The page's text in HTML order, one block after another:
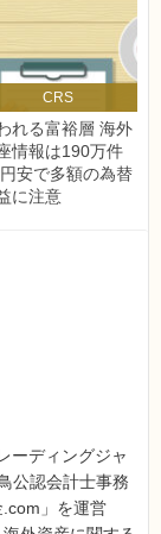
CRS
れる富裕層 海外
情報は190万件
安で多額の為替
に注意
ーディングジャ
公認会計士事務
」を運営